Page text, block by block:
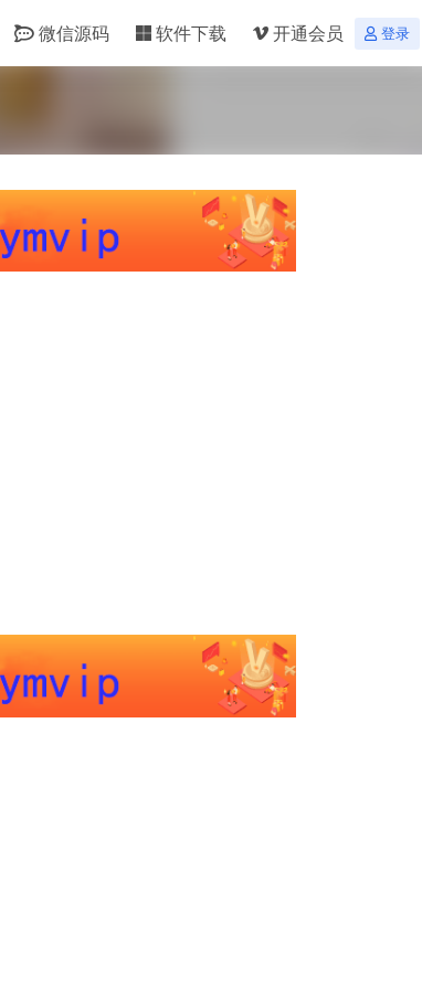
微信源码 软件下载 开通会员 登录